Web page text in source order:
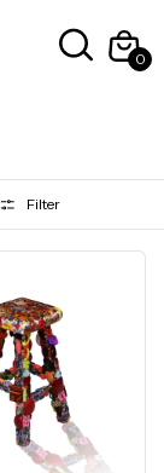
0
Filter